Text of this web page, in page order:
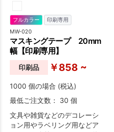
フルカラー 印刷専用
MW-020
マスキングテープ 20mm
幅【印刷専用】
印刷品 ￥858 ~
1000 個の場合 (税込)
最低ご注文数： 30 個
文具や雑貨などのデコレーシ
ョン用やラベリング用などア